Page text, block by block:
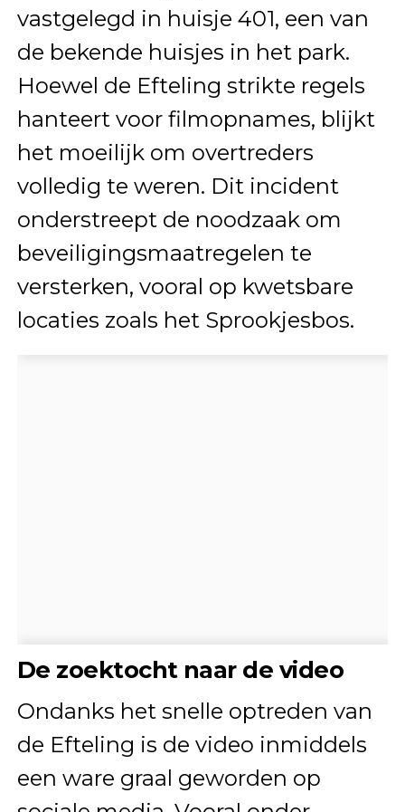
vastgelegd in huisje 401, een van
de bekende huisjes in het park.
Hoewel de Efteling strikte regels
hanteert voor filmopnames, blijkt
het moeilijk om overtreders
volledig te weren. Dit incident
onderstreept de noodzaak om
beveiligingsmaatregelen te
versterken, vooral op kwetsbare
locaties zoals het Sprookjesbos.
De zoektocht naar de video
Ondanks het snelle optreden van
de Efteling is de video inmiddels
een ware graal geworden op